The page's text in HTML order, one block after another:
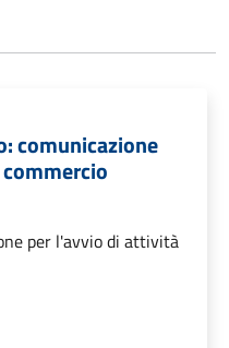
comunicazione
per l'avvio di attività